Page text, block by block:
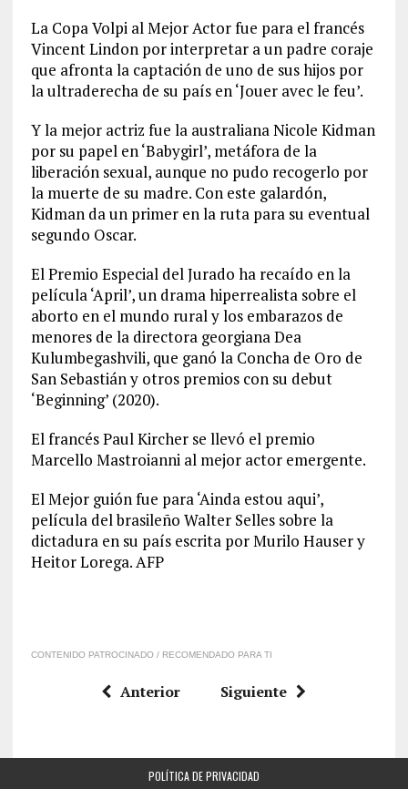
La Copa Volpi al Mejor Actor fue para el francés
Vincent Lindon por interpretar a un padre coraje
que afronta la captación de uno de sus hijos por
la ultraderecha de su país en ‘Jouer avec le feu’.
Y la mejor actriz fue la australiana Nicole Kidman
por su papel en ‘Babygirl’, metáfora de la
liberación sexual, aunque no pudo recogerlo por
la muerte de su madre. Con este galardón,
Kidman da un primer en la ruta para su eventual
segundo Oscar.
El Premio Especial del Jurado ha recaído en la
película ‘April’, un drama hiperrealista sobre el
aborto en el mundo rural y los embarazos de
menores de la directora georgiana Dea
Kulumbegashvili, que ganó la Concha de Oro de
San Sebastián y otros premios con su debut
‘Beginning’ (2020).
El francés Paul Kircher se llevó el premio
Marcello Mastroianni al mejor actor emergente.
El Mejor guión fue para ‘Ainda estou aqui’,
película del brasileño Walter Selles sobre la
dictadura en su país escrita por Murilo Hauser y
Heitor Lorega. AFP
CONTENIDO PATROCINADO / RECOMENDADO PARA TI
Anterior Siguiente
POLÍTICA DE PRIVACIDAD